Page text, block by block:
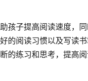
孩子提高阅读速度，
的阅读习惯以及写读
的练习和思考，提高阅